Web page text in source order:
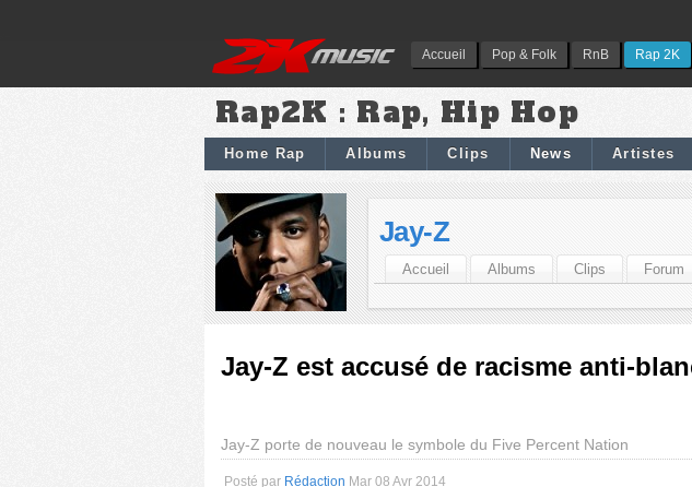
Accueil Pop & Folk RnB Rap 2K
Rap2K : Rap, Hip Hop
Home Rap Albums Clips News Artistes
Jay-Z
Accueil Albums Clips Forum
Jay-Z est accusé de racisme anti-
Jay-Z porte de nouveau le symbole du Five Percent Nation
Posté par Rédaction Mar 08 Avr 2014